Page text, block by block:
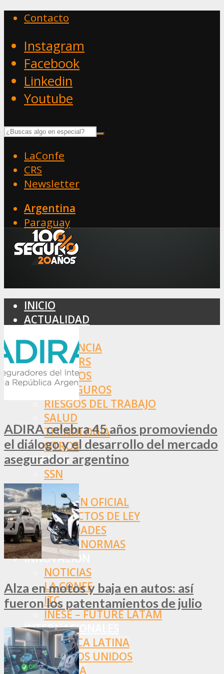
Contacto
Instagram
Facebook
Linkedin
Youtube
LaConfe
CRS
Newsletter
Argentina
Paraguay
INICIO
ACTUALIDAD
ASISTENCIA
BROKERS
SEGUROS
REASEGUROS
RIESGOS DEL TRABAJO
SALUD
TECNOLOGÍA
OTROS
NORMAS
SSN
SRT
BOLETÍN OFICIAL
PROYECTOS DE LEY
SOCIEDADES
OTRAS NORMAS
INNOVACIÓN
NOTICIAS
LA CONFE
ITC
INESE – FÜTURE LATAM
INTERNACIONALES
AMÉRICA LATINA
ESTADOS UNIDOS
EUROPA
ADIRA celebra 45 años promoviendo
el diálogo y el desarrollo del mercado
asegurador argentino
Alza en motos y baja en autos: así
fueron los patentamientos de julio